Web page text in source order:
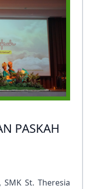
PASKAH
St. Theresia